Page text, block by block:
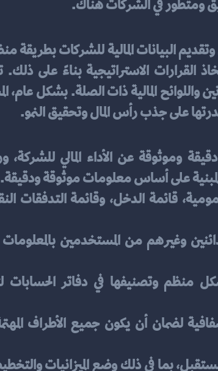
على جذب رأس المال وتحقيق النمو.
المبنية على أساس معلومات موثوقة ودقيقة.